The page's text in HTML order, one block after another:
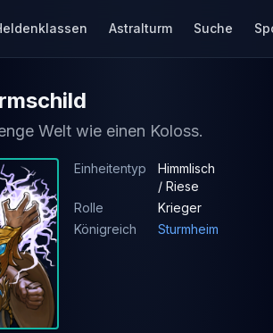
Astralturm Suche
Welt wie einen Koloss.
Einheitentyp
Himmlisch
/ Riese
Rolle
Krieger
Königreich
Sturmheim